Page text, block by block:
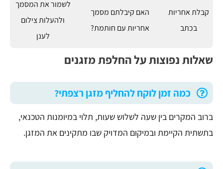
קבלת אחריות
בכתב
האם קיבלתם מסמך
אחריות עם חותמת?
לשמור את המסמך
ולהעלות צילום
לענן
שאלות נפוצות על החלפת מזגנים
כמה זמן לוקח להחליף מזגן רצפתי?
ברוב המקרים בין שעה לשלוש שעות, תלוי במיומנות הטכנאי,
בתשתית הקיימת ובמיקום המדויק שבו מתקינים את המזגן.